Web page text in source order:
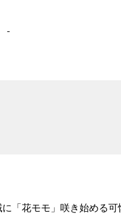
に「花モモ」咲き始める